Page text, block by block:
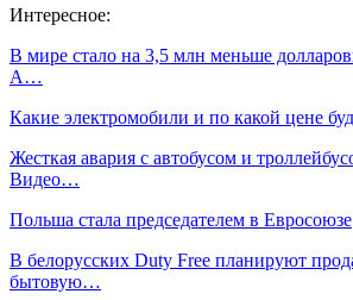
Интересное:
В мире стало на 3,5 млн меньше
А…
Какие электромобили и по какой цене
Жесткая авария с автобусом и
Видео…
Польша стала председателем в Евросоюзе
В белорусских Duty Free планируют
бытовую…